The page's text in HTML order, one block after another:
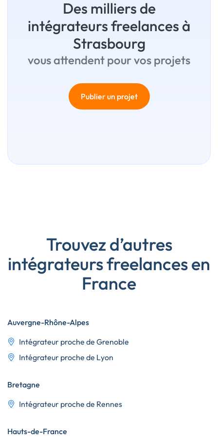
Des milliers de
intégrateurs freelances à
Strasbourg
vous attendent pour vos projets
Publier un projet
Trouvez d’autres
intégrateurs freelances en
France
Auvergne-Rhône-Alpes
Intégrateur proche de Grenoble
Intégrateur proche de Lyon
Bretagne
Intégrateur proche de Rennes
Hauts-de-France